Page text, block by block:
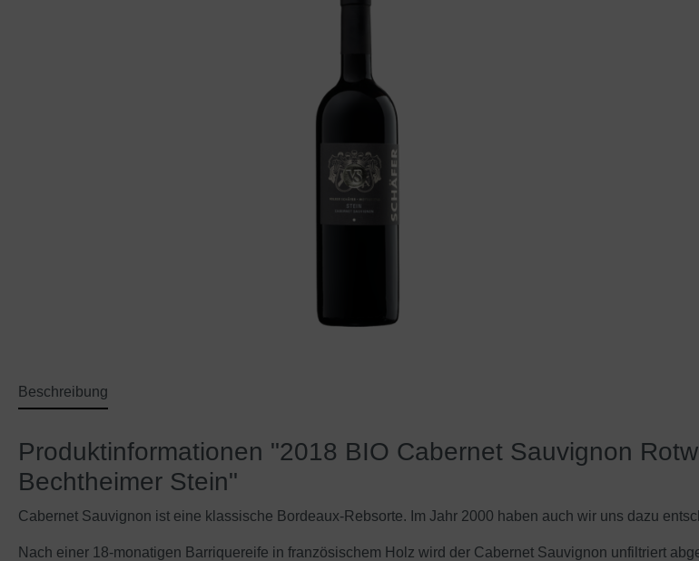
Beschreibung
Produktinformationen "2018 BIO Cabernet Sauvignon
Bechtheimer Stein"
Cabernet Sauvignon ist eine klassische Bordeaux-Rebsorte. Im Jahr 2000 haben auch wir uns dazu
Nach einer 18-monatigen Barriquereife in französischem Holz wird der Cabernet Sauvignon unfiltriert